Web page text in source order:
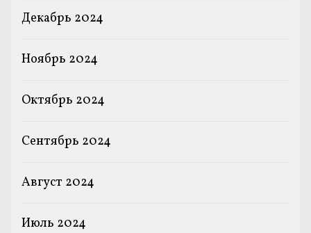
Декабрь 2024
Ноябрь 2024
Октябрь 2024
Сентябрь 2024
Август 2024
Июль 2024